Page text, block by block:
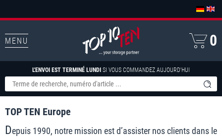
MENU
L'ENVOI EST TERMINÉ LUNDI SI VOUS COMMANDEZ AUJOURD'HUI
0
TOP TEN Europe
Depuis 1990, notre mission est d’assister nos clients dans le